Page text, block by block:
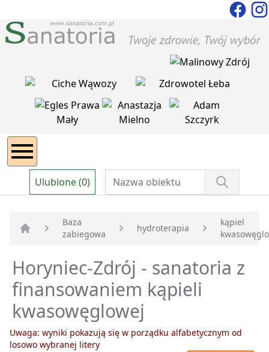
Ulubione (0)
Strona główna
Baza
zabiegowa
hydroterapia
kąpiel
Horyniec-Zdrój - sanatoria z
finansowaniem kąpieli
kwasowęglowej
Uwaga: wyniki pokazują się w porządku alfabetycznym od
losowo wybranej litery